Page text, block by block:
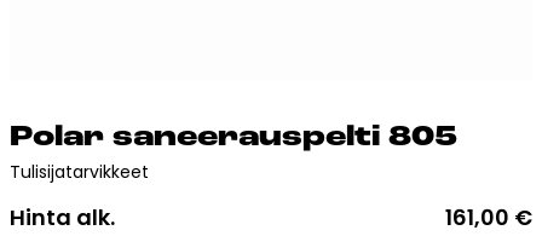
Tiilet ja tiililaatat
Julkisivutiilet
Po­lar sa­nee­raus­pel­ti 805
Tulisijatarvikkeet
Hinta alk. 161,00 €